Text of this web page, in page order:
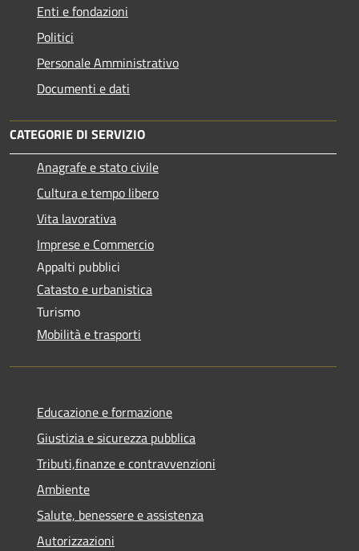
Enti e fondazioni
Politici
Personale Amministrativo
Documenti e dati
CATEGORIE DI SERVIZIO
Anagrafe e stato civile
Cultura e tempo libero
Vita lavorativa
Imprese e Commercio
Appalti pubblici
Catasto e urbanistica
Turismo
Mobilità e trasporti
Educazione e formazione
Giustizia e sicurezza pubblica
Tributi,finanze e contravvenzioni
Ambiente
Salute, benessere e assistenza
Autorizzazioni